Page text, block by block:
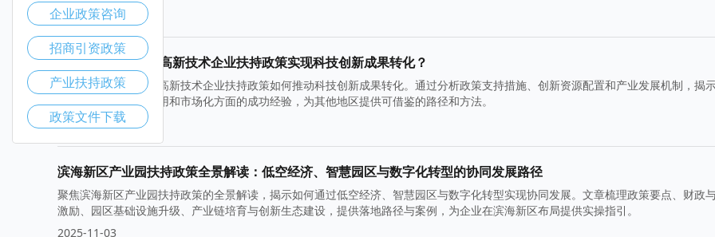
2025-11-10
如何通过滨海新区高新技术企业扶持政策实现科技创新成果转化？
本文探讨了滨海新区高新技术企业扶持政策如何推动科技创新成果转化。通过分析政策支持措施、创新资源配置和产业发展机制，揭
海新区在促进技术应用和市场化方面的成功经验，为其他地区提供可借鉴的路径和方法。
2025-11-05
滨海新区产业园扶持政策全景解读：低空经济、智慧园区与数字化转型的协同发展路径
聚焦滨海新区产业园扶持政策的全景解读，揭示如何通过低空经济、智慧园区与数字化转型实现协同发展。文章梳理政策要点、财政
激励、园区基础设施升级、产业链培育与创新生态建设，提供落地路径与案例，为企业在滨海新区布局提供实操指引。
2025-11-03
企业政策咨询
招商引资政策
产业扶持政策
政策文件下载